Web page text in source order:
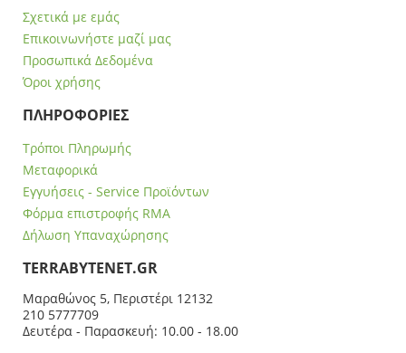
Σχετικά με εμάς
Επικοινωνήστε μαζί μας
Προσωπικά Δεδομένα
Όροι χρήσης
ΠΛΗΡΟΦΟΡΙΕΣ
Τρόποι Πληρωμής
Μεταφορικά
Εγγυήσεις - Service Προϊόντων
Φόρμα επιστροφής RMA
Δήλωση Υπαναχώρησης
ΤERRABYTENET.GR
Μαραθώνος 5, Περιστέρι 12132
210 5777709
Δευτέρα - Παρασκευή: 10.00 - 18.00